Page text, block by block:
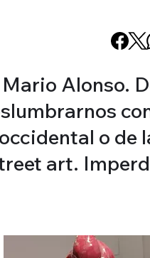
Alonso.
o de
art.